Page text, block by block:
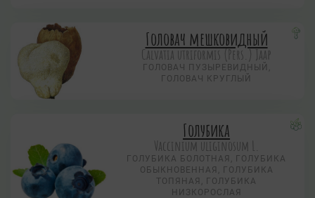
Головач мешковидный
Calvatia utriformis (Pers.) Jaap
ГОЛОВАЧ ПУЗЫРЕВИДНЫЙ,
ГОЛОВАЧ КРУГЛЫЙ
Голубика
Vaccinium uliginosum L.
ГОЛУБИКА БОЛОТНАЯ, ГОЛУБИКА
ОБЫКНОВЕННАЯ, ГОЛУБИКА
ТОПЯНАЯ, ГОЛУБИКА
НИЗКОРОСЛАЯ